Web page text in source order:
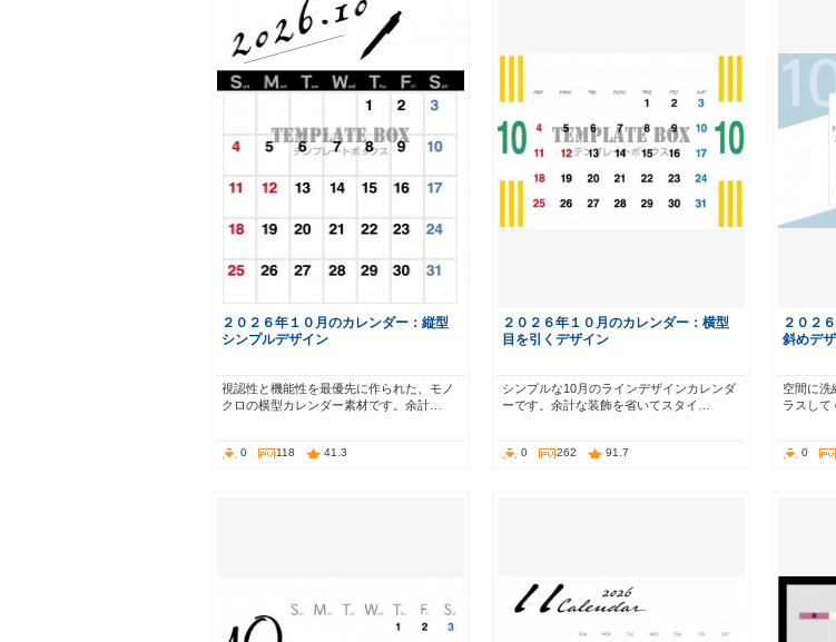
２０２６年１０月のカレンダー：縦型
シンプルデザイン
視認性と機能性を最優先に作られた、モノ
クロの横型カレンダー素材です。余計…
0 118 41.3
２０２６年１０月のカレンダー：横型
目を引くデザイン
シンプルな10月のラインデザインカレンダ
ーです。余計な装飾を省いてスタイ…
0 262 91.7
２０２
斜めデ
空間に洗
ラスして
0